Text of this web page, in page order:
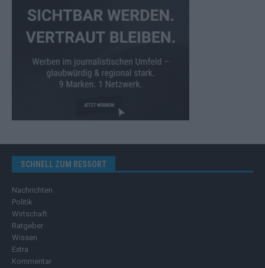
SCHNELL ZUM RESSORT
Nachrichten
Politik
Wirtschaft
Ratgeber
Wissen
Extra
Kommentar